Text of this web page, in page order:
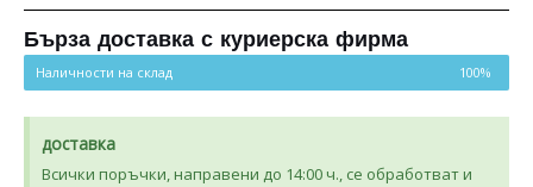
Бърза доставка с куриерска фирма
Наличности на склад 100%
доставка
Всички поръчки, направени до 14:00 ч., се обработват и